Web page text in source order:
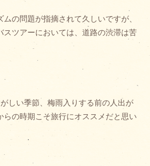
ムの問題が指摘されて久しいですが、
スツアーにおいては、道路の渋滞は苦
しい季節、梅雨入りする前の人出が
らの時期こそ旅行にオススメだと思い